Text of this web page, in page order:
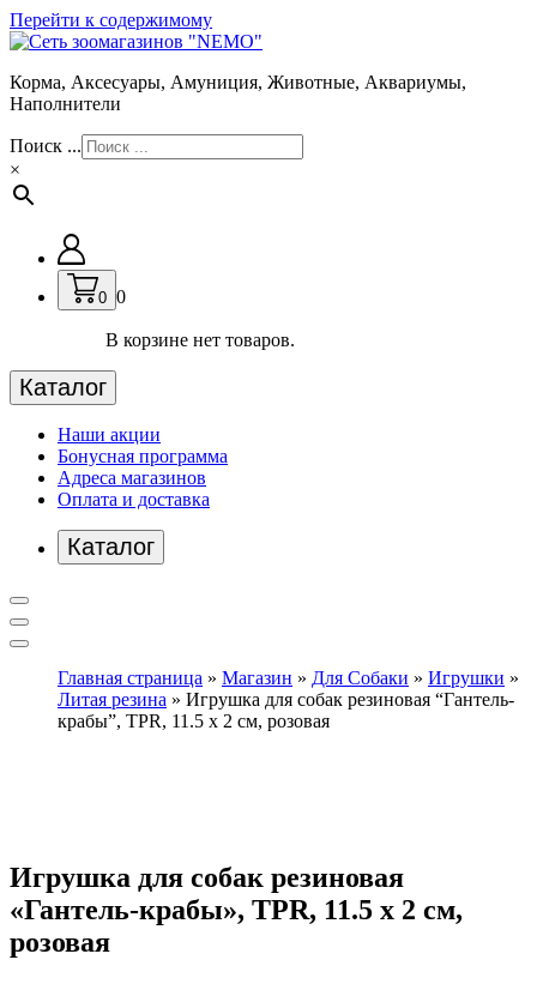
Перейти к содержимому
Корма, Аксесуары, Амуниция, Животные, Аквариумы,
Наполнители
Поиск ...
×
0 0
В корзине нет товаров.
Каталог
Наши акции
Бонусная программа
Адреса магазинов
Оплата и доставка
Каталог
Главная страница » Магазин » Для Собаки » Игрушки »
Литая резина » Игрушка для собак резиновая “Гантель-
крабы”, TPR, 11.5 х 2 см, розовая
Игрушка для собак резиновая
«Гантель-крабы», TPR, 11.5 х 2 см,
розовая